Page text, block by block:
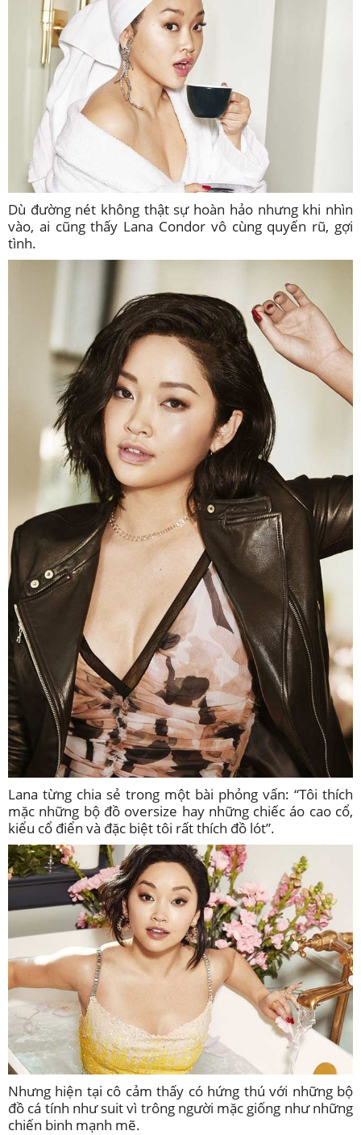
Dù đường nét không thật sự hoàn hảo nhưng khi nhìn
vào, ai cũng thấy Lana Condor vô cùng quyến rũ, gợi
tình.
Lana từng chia sẻ trong một bài phỏng vấn: “Tôi thích
mặc những bộ đồ oversize hay những chiếc áo cao cổ,
kiểu cổ điển và đặc biệt tôi rất thích đồ lót”.
Nhưng hiện tại cô cảm thấy có hứng thú với những bộ
đồ cá tính như suit vì trông người mặc giống như những
chiến binh mạnh mẽ.